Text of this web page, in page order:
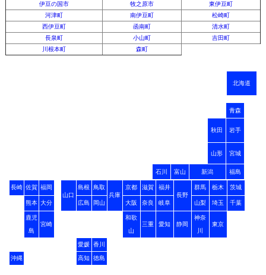
伊豆の国市
牧之原市
東伊豆町
河津町
南伊豆町
松崎町
西伊豆町
函南町
清水町
長泉町
小山町
吉田町
川根本町
森町
北海道
青森
秋田 岩手
山形 宮城
石川 富山 新潟 福島
長崎 佐賀 福岡
山口
島根
鳥取
兵庫
京都 滋賀
福井
長野
群馬 栃木 茨城
熊本 大分 広島 岡山 大阪 奈良 岐阜 山梨 埼玉 千葉
鹿児
島
宮崎
和歌
山
三重 愛知 静岡
神奈
川
東京
愛媛 香川
沖縄 高知 徳島